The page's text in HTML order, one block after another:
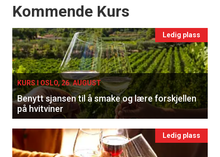
Events
Kommende Kurs
Ledig plass
KURS I OSLO, 26. AUGUST
Benytt sjansen til å smake og lære forskjellen
på hvitviner
Ledig plass